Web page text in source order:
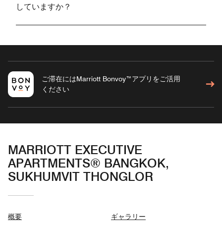
していますか？
ご滞在にはMarriott Bonvoy™アプリをご活用
ください
MARRIOTT EXECUTIVE
APARTMENTS® BANGKOK,
SUKHUMVIT THONGLOR
概要 ギャラリー